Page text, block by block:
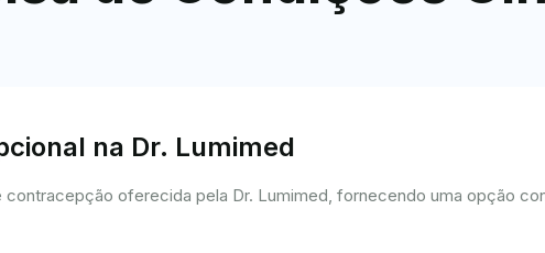
na Dr. Lumimed
oferecida pela Dr. Lumimed, fornecendo uma opção